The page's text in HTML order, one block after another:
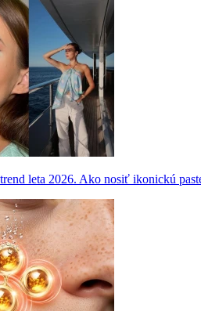
leta 2026. Ako nosiť ikonickú